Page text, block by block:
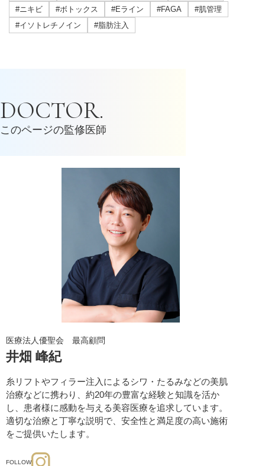
#ニキビ
#ボトックス #Eライン #FAGA
#肌管理
#イソトレチノイン
#脂肪注入
DOCTOR.
このページの監修医師
医療法人優聖会 最高顧問
井畑 峰紀
糸リフトやフィラー注入によるシワ・たるみなどの美肌
治療などに携わり、約20年の豊富な経験と知識を活か
し、患者様に感動を与える美容医療を追求しています。
適切な治療と丁寧な説明で、安全性と満足度の高い施術
をご提供いたします。
FOLLOW